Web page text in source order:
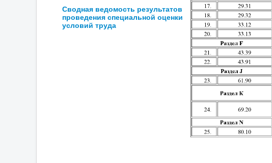
Сводная ведомость результатов
проведения специальной оценки
условий труда